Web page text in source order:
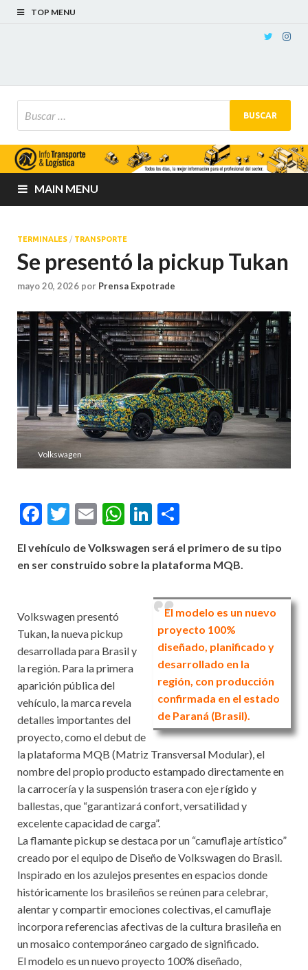
TOP MENU
MAIN MENU
TERMINALES / TRANSPORTE
Se presentó la pickup Tukan
mayo 20, 2026 por Prensa Expotrade
Volkswagen
Facebook
Twitter
EmailWhatsApp
LinkedIn
El vehículo de Volkswagen será el primero de su tipo
en ser construido sobre la plataforma MQB.
El modelo es un nuevo
proyecto 100%
diseñado, planificado y
desarrollado en la
región, con producción
confirmada en el estado
de Paraná (Brasil).
Volkswagen presentó
Tukan, la nueva pickup
desarrollada para Brasil y
la región. Para la primera
aparición pública del
vehículo, la marca revela
detalles importantes del
proyecto, como el debut de
la plataforma MQB (Matriz Transversal Modular), el
nombre del propio producto estampado directamente en
la carrocería y la suspensión trasera con eje rígido y
ballestas, que “garantizará confort, versatilidad y
excelente capacidad de carga”.
La flamante pickup se destaca por un “camuflaje artístico”
creado por el equipo de Diseño de Volkswagen do Brasil.
Inspirado en los azulejos presentes en espacios donde
históricamente los brasileños se reúnen para celebrar,
alentar y compartir emociones colectivas, el camuflaje
incorpora referencias afectivas de la cultura brasileña en
un mosaico contemporáneo cargado de significado.
El modelo es un nuevo proyecto 100% diseñado,